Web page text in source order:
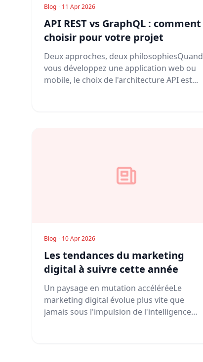
Blog · 11 Apr 2026
API REST vs GraphQL : comment
choisir pour votre projet
Deux approches, deux philosophiesQuand
vous développez une application web ou
mobile, le choix de l'architecture API est...
Blog · 10 Apr 2026
Les tendances du marketing
digital à suivre cette année
Un paysage en mutation accéléréeLe
marketing digital évolue plus vite que
jamais sous l'impulsion de l'intelligence